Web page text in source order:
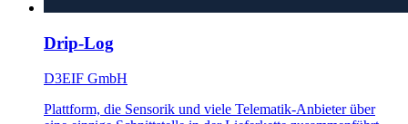
Drip-Log
D3EIF GmbH
Plattform, die Sensorik und viele Telematik-Anbieter über